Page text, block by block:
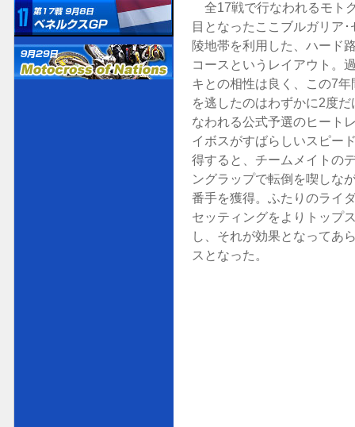
全17戦で行なわれるモト
目となったここブルガリア
陵地帯を利用した、ハード
コースというレイアウト。
キとの相性は良く、この7
を逃したのはわずかに2度
なわれる公式予選のヒート
イボスがすばらしいスピー
得すると、チームメイトの
ングラップで転倒を喫しな
番手を獲得。ふたりのライ
セッティングをよりトップ
し、それが効果となってあ
スとなった。